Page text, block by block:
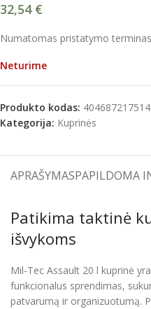
32,54 €
Numatomas pristatymo
Neturime
Produkto kodas:
Kategorija: Kuprinės
APRAŠYMASPAPILDOMA
Patikima taktinė
išvykoms
Mil-Tec Assault 20 l kuprinė
funkcionalus sprendimas,
patvarumą ir organizuotumą.